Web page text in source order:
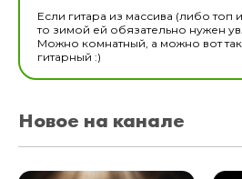
Если гитара из массива (либо топ
то зимой ей обязательно нужен
Можно комнатный, а можно вот
гитарный :)
Новое на канале